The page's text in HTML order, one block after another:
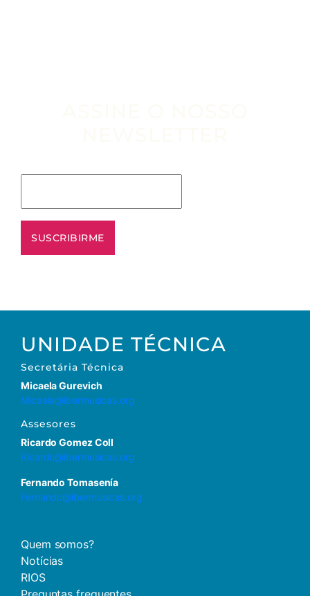
UNIDADE TÉCNICA
Secretária Técnica
Micaela Gurevich
Micaela@ibermusicas.org
Assesores
Ricardo Gomez Coll
Ricardo@ibermusicas.org
Fernando Tomasenía
Fernando@ibermusicas.org
Quem somos?
Notícias
RIOS